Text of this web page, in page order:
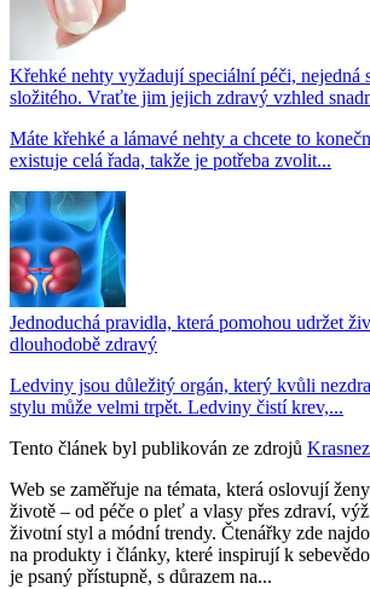
Křehké nehty vyžadují speciální péči, nejedná
složitého. Vraťte jim jejich zdravý vzhled
Máte křehké a lámavé nehty a chcete to
existuje celá řada, takže je potřeba zvolit...
Jednoduchá pravidla, která pomohou udržet
dlouhodobě zdravý
Ledviny jsou důležitý orgán, který kvůli
stylu může velmi trpět. Ledviny čistí krev,...
Tento článek byl publikován ze zdrojů
Web se zaměřuje na témata, která oslovují
životě – od péče o pleť a vlasy přes zdraví,
životní styl a módní trendy. Čtenářky zde
na produkty i články, které inspirují k
je psaný přístupně, s důrazem na...